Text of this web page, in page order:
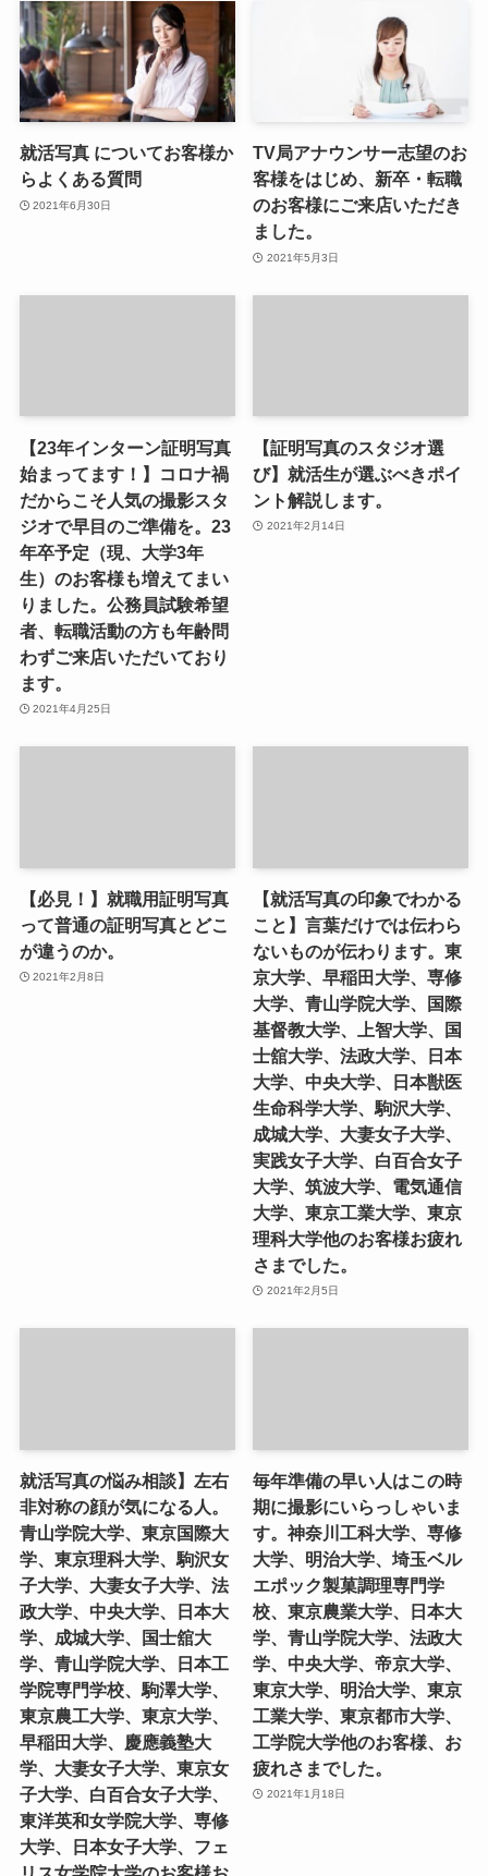
就活写真 についてお客様か
らよくある質問
2021年6月30日
TV局アナウンサー志望のお
客様をはじめ、新卒・転職
のお客様にご来店いただき
ました。
2021年5月3日
【23年インターン証明写真
始まってます！】コロナ禍
だからこそ人気の撮影スタ
ジオで早目のご準備を。23
年卒予定（現、大学3年
生）のお客様も増えてまい
りました。公務員試験希望
者、転職活動の方も年齢問
わずご来店いただいており
ます。
2021年4月25日
【証明写真のスタジオ選
び】就活生が選ぶべきポイ
ント解説します。
2021年2月14日
【必見！】就職用証明写真
って普通の証明写真とどこ
が違うのか。
2021年2月8日
【就活写真の印象でわかる
こと】言葉だけでは伝わら
ないものが伝わります。東
京大学、早稲田大学、専修
大学、青山学院大学、国際
基督教大学、上智大学、国
士舘大学、法政大学、日本
大学、中央大学、日本獣医
生命科学大学、駒沢大学、
成城大学、大妻女子大学、
実践女子大学、白百合女子
大学、筑波大学、電気通信
大学、東京工業大学、東京
理科大学他のお客様お疲れ
さまでした。
2021年2月5日
就活写真の悩み相談】左右
非対称の顔が気になる人。
青山学院大学、東京国際大
学、東京理科大学、駒沢女
子大学、大妻女子大学、法
政大学、中央大学、日本大
学、成城大学、国士舘大
学、青山学院大学、日本工
学院専門学校、駒澤大学、
東京農工大学、東京大学、
早稲田大学、慶應義塾大
学、大妻女子大学、東京女
子大学、白百合女子大学、
東洋英和女学院大学、専修
大学、日本女子大学、フェ
毎年準備の早い人はこの時
期に撮影にいらっしゃいま
す。神奈川工科大学、専修
大学、明治大学、埼玉ベル
エポック製菓調理専門学
校、東京農業大学、日本大
学、青山学院大学、法政大
学、中央大学、帝京大学、
東京大学、明治大学、東京
工業大学、東京都市大学、
工学院大学他のお客様、お
疲れさまでした。
2021年1月18日